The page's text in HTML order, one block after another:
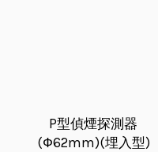
P型偵煙探測器
(Ф62mm)(埋入型)